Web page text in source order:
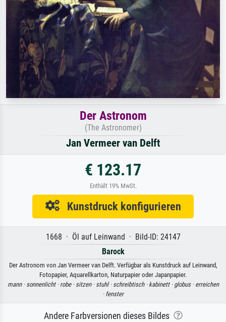
Der Astronom
(The Astronomer)
Jan Vermeer van Delft
€ 123.17
Enthält 19% MwSt.
Kunstdruck konfigurieren
1668 · Öl auf Leinwand · Bild-ID: 24147
Barock
Der Astronom von Jan Vermeer van Delft. Verfügbar als Kunstdruck auf Leinwand,
Fotopapier, Aquarellkarton, Naturpapier oder Japanpapier.
mann · sonnenlicht · robe · sitzen · stuhl · schreibtisch · kabinett · globus · erreichen
· fenster
Andere Farbversionen dieses Bildes